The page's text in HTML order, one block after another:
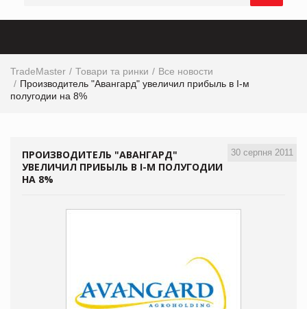
TradeMaster Товари та ринки
Все новости
Производитель "Авангард" увеличил прибыль в I-м
полугодии на 8%
30 серпня 2011
ПРОИЗВОДИТЕЛЬ "АВАНГАРД"
УВЕЛИЧИЛ ПРИБЫЛЬ В I-М ПОЛУГОДИИ
НА 8%